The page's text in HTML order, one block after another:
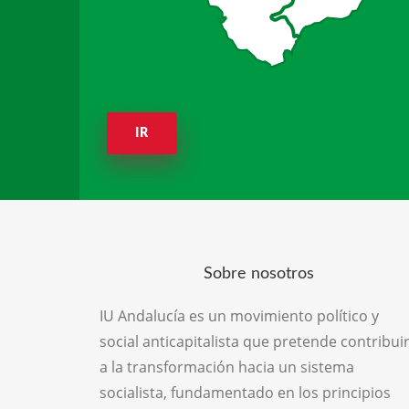
IR
Sobre nosotros
IU Andalucía es un movimiento político y
social anticapitalista que pretende contribuir
a la transformación hacia un sistema
socialista, fundamentado en los principios